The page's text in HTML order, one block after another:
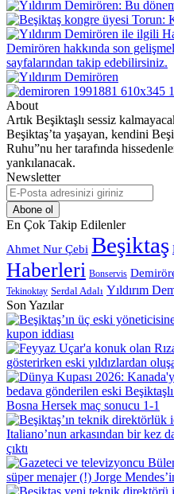
About
Artık Beşiktaşlı sessiz
Beşiktaş’ta yaşayan, kendini
Ruhu”nu her tarafında
yankılanacak.
Newsletter
E-
Posta
adresinizi
giriniz
En Çok Takip Edilenler
Ahmet Nur Çebi Beşiktaş
Haberleri Bonservis
Tekinoktay Serdal Adalı Yıldırım
Son Yazılar